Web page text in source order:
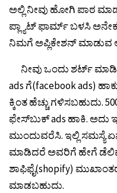
ಅಲ್ಲಿ ನೀವು ಹೋಗಿ ಪಾಠ
ಪ್ಲ್ಯಾಟ್ ಫಾರ್ಮ್ ಬಳಸಿ ಅನೇಕ
ನಿಮಗೆ ಅಪ್ಲಿಕೇಶನ್ ಮಾಡುವ
ನೀವು ಒಂದು ಶರ್ಟ್ ಮಾಡಿ
ads ಗೆ(facebook ads)
ಕ್ಕಿಂತ ಹೆಚ್ಚು ಗಳಿಸಬಹುದು.
ಫೇಸ್‌ಬುಕ್ ads ಹಾಕಿ. ಅದು
ಮುಂದುವರೆಸಿ. ಇಲ್ಲಿ
ಮಾಡಿದರೆ ಅವರಿಗೆ ಹೇಗೆ
ಶಾಫಿಫೈ(shopify)
ಮಾಡಬಹುದು.